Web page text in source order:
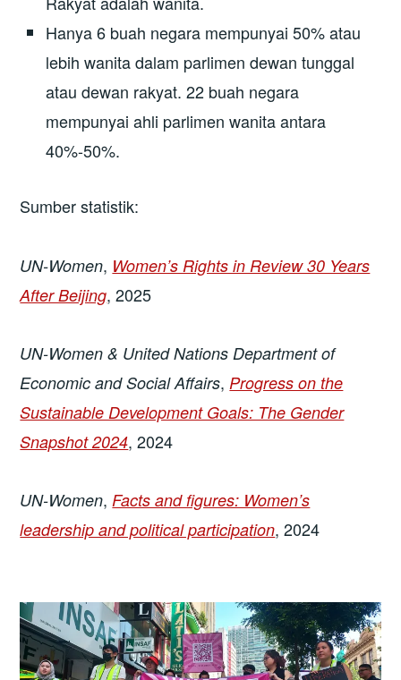
Hanya 6 buah negara mempunyai 50% atau
lebih wanita dalam parlimen dewan tunggal
atau dewan rakyat. 22 buah negara
mempunyai ahli parlimen wanita antara
40%-50%.
Sumber statistik:
UN-Women, Women’s Rights in Review 30 Years
After Beijing, 2025
UN-Women & United Nations Department of
Economic and Social Affairs, Progress on the
Sustainable Development Goals: The Gender
Snapshot 2024, 2024
UN-Women,Facts and figures: Women’s
leadership and political participation, 2024